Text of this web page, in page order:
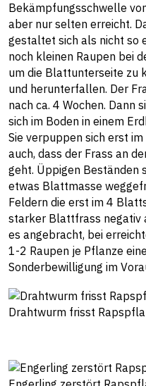
Bekämpfungsschwelle
aber nur selten erreicht.
gestaltet sich als nicht so
noch kleinen Raupen bei
um die Blattunterseite zu
und herunterfallen. Der
nach ca. 4 Wochen. Dann
sich im Boden in einem
Sie verpuppen sich erst
auch, dass der Frass an
geht. Üppigen Beständen
etwas Blattmasse
Feldern die erst im 4
starker Blattfrass negativ
es angebracht, bei
1-2 Raupen je Pflanze
Sonderbewilligung im
Drahtwurm frisst